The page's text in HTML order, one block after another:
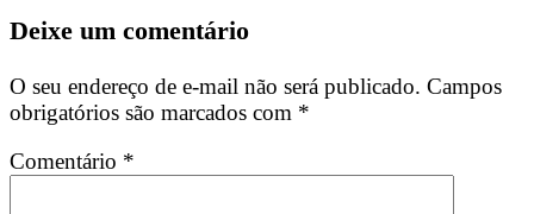
Deixe um comentário
O seu endereço de e-mail não será publicado. Campos
obrigatórios são marcados com *
Comentário *